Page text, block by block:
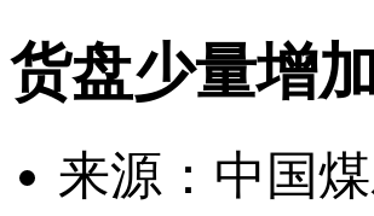
货盘少量增
来源：中国